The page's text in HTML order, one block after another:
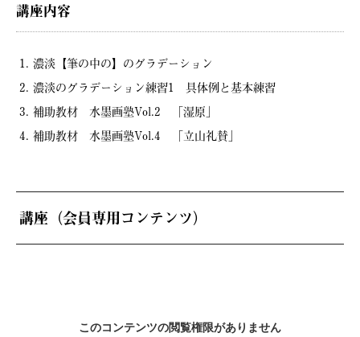
講座内容
濃淡【筆の中の】のグラデーション
濃淡のグラデーション練習1 具体例と基本練習
補助教材 水墨画塾Vol.2 「湿原」
補助教材 水墨画塾Vol.4 「立山礼賛」
講座（会員専用コンテンツ）